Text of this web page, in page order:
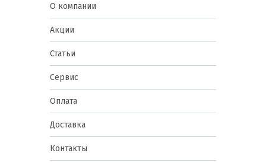
О компании
Акции
Статьи
Сервис
Оплата
Доставка
Контакты